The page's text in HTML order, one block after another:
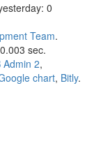
0
Team.
sec.
Admin 2,
chart, Bitly.